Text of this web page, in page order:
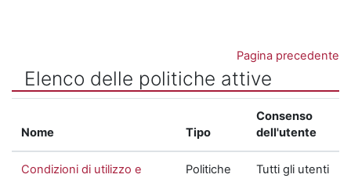
Pagina precedente
Elenco delle politiche attive
Nome Tipo
Consenso
dell'utente
Condizioni di utilizzo e
Politiche
Tutti gli utenti